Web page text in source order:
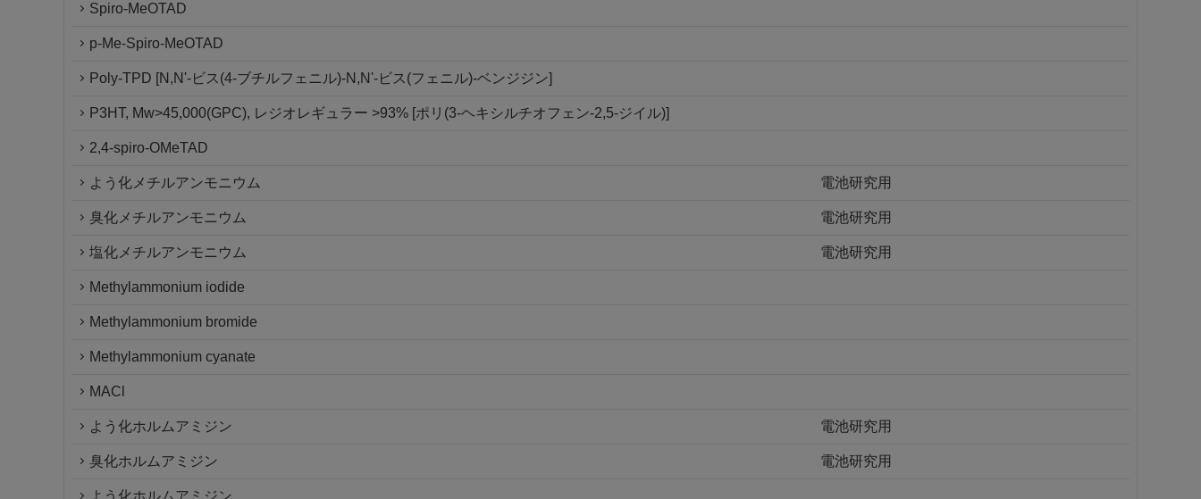
Spiro-MeOTAD
p-Me-Spiro-MeOTAD
Poly-TPD [N,N'-ビス(4-ブチルフェニル)-N,N'-ビス(フェニル)-ベンジジン]
P3HT, Mw>45,000(GPC), レジオレギュラー >93% [ポリ(3-ヘキシルチオフェン-2,5-ジイル)]
2,4-spiro-OMeTAD
よう化メチルアンモニウム 電池研究用
臭化メチルアンモニウム 電池研究用
塩化メチルアンモニウム 電池研究用
Methylammonium iodide
Methylammonium bromide
Methylammonium cyanate
MACl
よう化ホルムアミジン 電池研究用
臭化ホルムアミジン 電池研究用
よう化ホルムアミジン